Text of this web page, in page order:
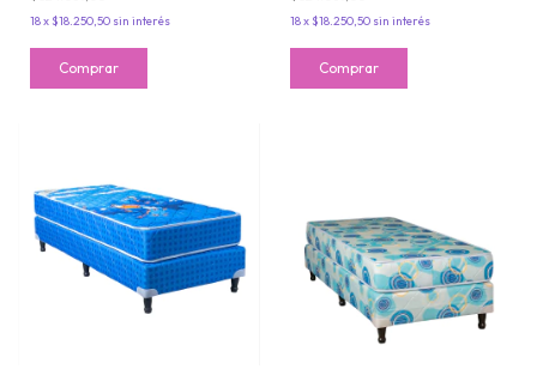
18x $18.250,50 sin interés 18x $18.250,50 sin interés